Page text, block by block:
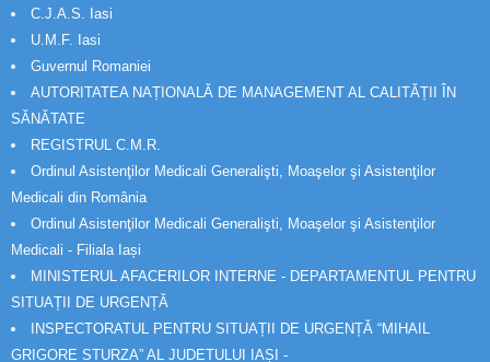
C.J.A.S. Iasi
U.M.F. Iasi
Guvernul Romaniei
AUTORITATEA NAȚIONALĂ DE MANAGEMENT AL CALITĂȚII ÎN
SĂNĂTATE
REGISTRUL C.M.R.
Ordinul Asistenţilor Medicali Generalişti, Moaşelor şi Asistenţilor
Medicali din România
Ordinul Asistenţilor Medicali Generalişti, Moaşelor şi Asistenţilor
Medicali - Filiala Iași
MINISTERUL AFACERILOR INTERNE - DEPARTAMENTUL PENTRU
SITUAȚII DE URGENȚĂ
INSPECTORATUL PENTRU SITUAȚII DE URGENȚĂ “MIHAIL
GRIGORE STURZA” AL JUDETULUI IAȘI -